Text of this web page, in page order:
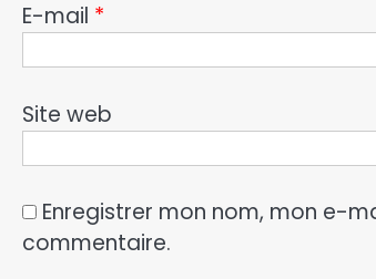
E-mail *
Site web
Enregistrer mon nom, mon e-
commentaire.